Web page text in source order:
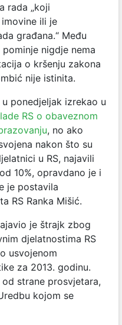
rada „koji
ili je
građana.“ Među
nigdje nema
o kršenju zakona
nije istinita.
ponedjeljak izrekao u
RS o obaveznom
, no ako
nakon što su
u RS, najavili
10%, opravdano je i
je postavila
RS Ranka Mišić.
je štrajk zbog
djelatnostima RS
usvojenom
za 2013. godinu.
strane prosvjetara,
kojom se